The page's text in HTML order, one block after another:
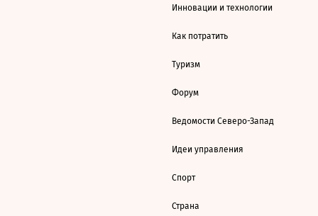
Инновации и технологии
Как потратить
Туризм
Форум
Ведомости Северо-Запад
Идеи управления
Спорт
Страна